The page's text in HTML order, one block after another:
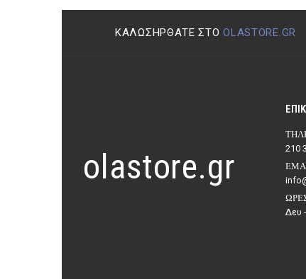
ΚΑΛΩΣΉΡΘΑΤΕ ΣΤΟOLASTORE.GR
olastore.gr
210
Δευ